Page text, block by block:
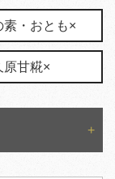
素・おとも×
原甘糀×